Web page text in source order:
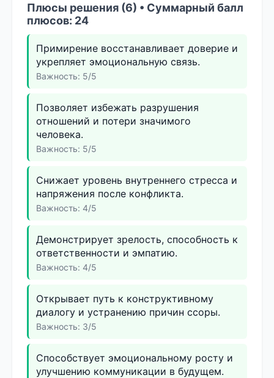
Плюсы решения (6) • Суммарный балл
плюсов: 24
Примирение восстанавливает доверие и
укрепляет эмоциональную связь.
Важность: 5/5
Позволяет избежать разрушения
отношений и потери значимого
человека.
Важность: 5/5
Снижает уровень внутреннего стресса и
напряжения после конфликта.
Важность: 4/5
Демонстрирует зрелость, способность к
ответственности и эмпатию.
Важность: 4/5
Открывает путь к конструктивному
диалогу и устранению причин ссоры.
Важность: 3/5
Способствует эмоциональному росту и
улучшению коммуникации в будущем.